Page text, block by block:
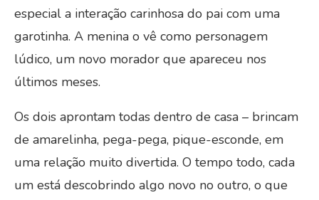
especial a interação carinhosa do pai com uma
garotinha. A menina o vê como personagem
lúdico, um novo morador que apareceu nos
últimos meses.
Os dois aprontam todas dentro de casa – brincam
de amarelinha, pega-pega, pique-esconde, em
uma relação muito divertida. O tempo todo, cada
um está descobrindo algo novo no outro, o que